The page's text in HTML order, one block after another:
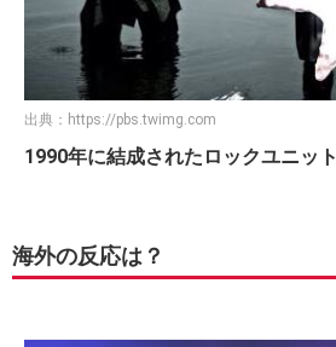
出典： https://pbs.twimg.com
1990年に結成されたロックユニット
海外の反応は？